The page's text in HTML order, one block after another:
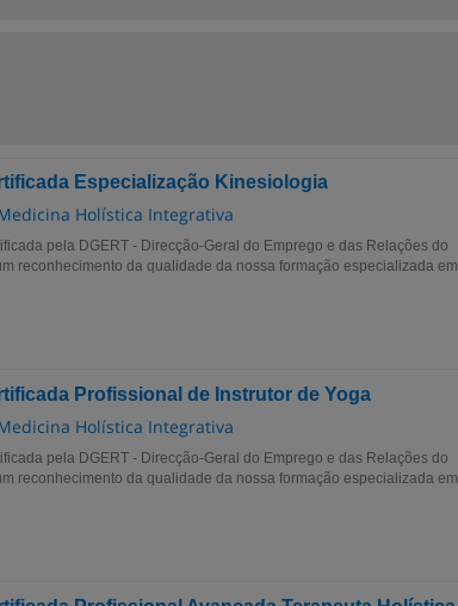
Especialização Kinesiologia
Holística Integrativa
pela DGERT - Direcção-Geral do Emprego e das Relações do
reconhecimento da qualidade da nossa formação especializada em
Profissional de Instrutor de Yoga
Holística Integrativa
pela DGERT - Direcção-Geral do Emprego e das Relações do
reconhecimento da qualidade da nossa formação especializada em